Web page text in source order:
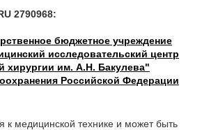
2790968:
бюджетное учреждение
исследовательский центр
хирургии им. А.Н. Бакулева"
Российской Федерации
к медицинской технике и может быть